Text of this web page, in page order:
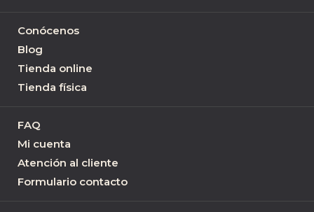
Conócenos
Blog
Tienda online
Tienda física
FAQ
Mi cuenta
Atención al cliente
Formulario contacto